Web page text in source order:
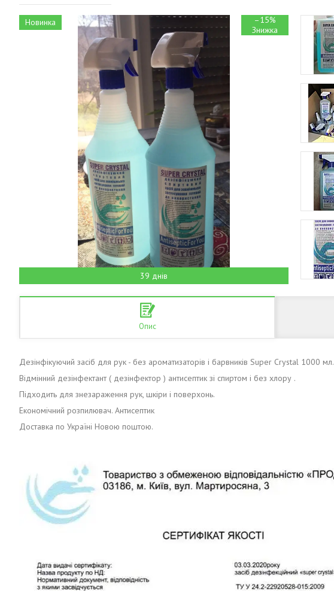
Новинка –15%
39 днів
Опис
Дезінфікуючий засіб для рук - без ароматизаторів і барвників Super Сrystal 1000 мл.
Відмінний дезінфектант ( дезінфектор ) антисептик зі спиртом і без хлору .
Підходить для знезараження рук, шкіри і поверхонь.
Економічний розпилювач. Антисептик
Доставка по Україні Новою поштою.